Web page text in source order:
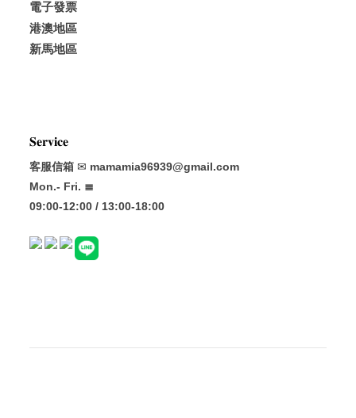
電子發票
港澳地區
新馬地區
𝐒𝐞𝐫𝐯𝐢𝐜𝐞
客服信箱 ✉ mamamia96939@gmail.com
Mon.- Fri. ≣
09:00-12:00 / 13:00-18:00